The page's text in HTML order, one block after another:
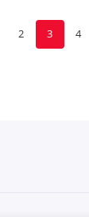
2 3 4